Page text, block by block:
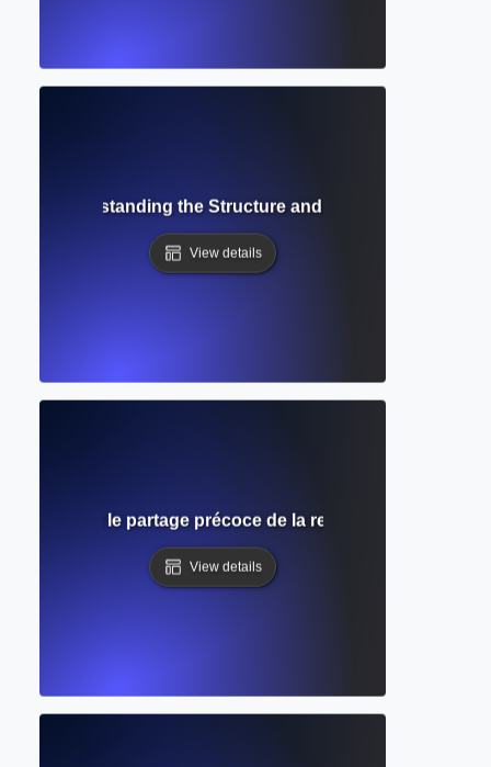
Understanding the Structure and Role in Academic
View details
le partage précoce de la recherche avant
View details